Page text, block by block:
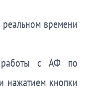
времени
работы с АФ по
нажатием кнопки